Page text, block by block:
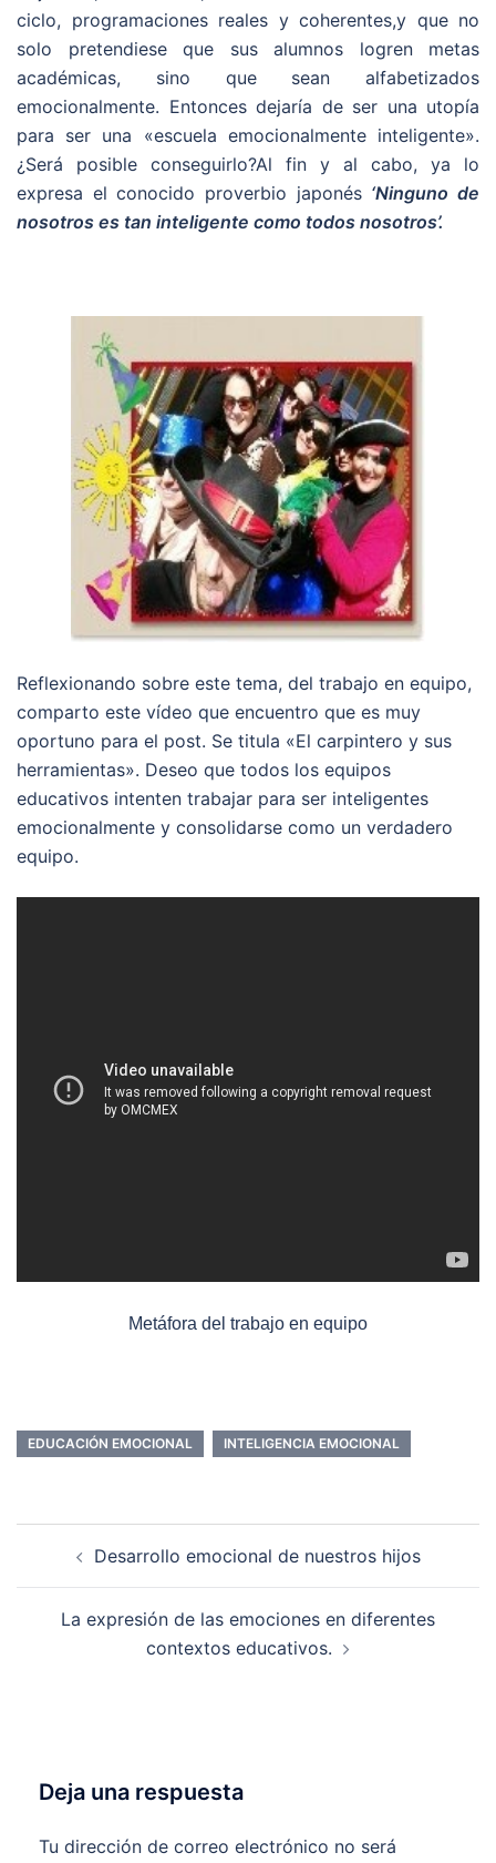
ciclo, programaciones reales y coherentes,y que no
solo pretendiese que sus alumnos logren metas
académicas, sino que sean alfabetizados
emocionalmente. Entonces dejaría de ser una utopía
para ser una «escuela emocionalmente inteligente».
¿Será posible conseguirlo?Al fin y al cabo, ya lo
expresa el conocido proverbio japonés ‘Ninguno de
nosotros es tan inteligente como todos nosotros’.
Reflexionando sobre este tema, del trabajo en equipo,
comparto este vídeo que encuentro que es muy
oportuno para el post. Se titula «El carpintero y sus
herramientas». Deseo que todos los equipos
educativos intenten trabajar para ser inteligentes
emocionalmente y consolidarse como un verdadero
equipo.
Metáfora del trabajo en equipo
EDUCACIÓN EMOCIONAL INTELIGENCIA EMOCIONAL
Desarrollo emocional de nuestros hijos
La expresión de las emociones en diferentes
contextos educativos.
Deja una respuesta
Tu dirección de correo electrónico no será